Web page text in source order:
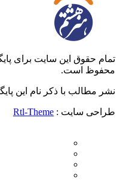
تمام حقوق این سایت برای
محفوظ است.
نشر مطالب با ذکر نام اين
طراحی سایت : Rtl-Theme